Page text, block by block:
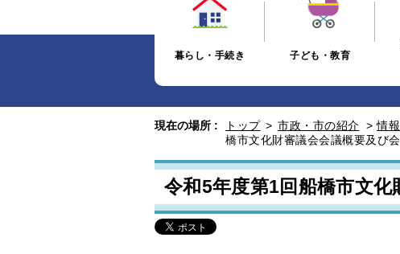
暮らし・手続き 子ども・教育
現在の場所 : トップ > 市政・市の紹介 >情
橋市文化財審議会会議概要及び
令和5年度第1回船橋市文